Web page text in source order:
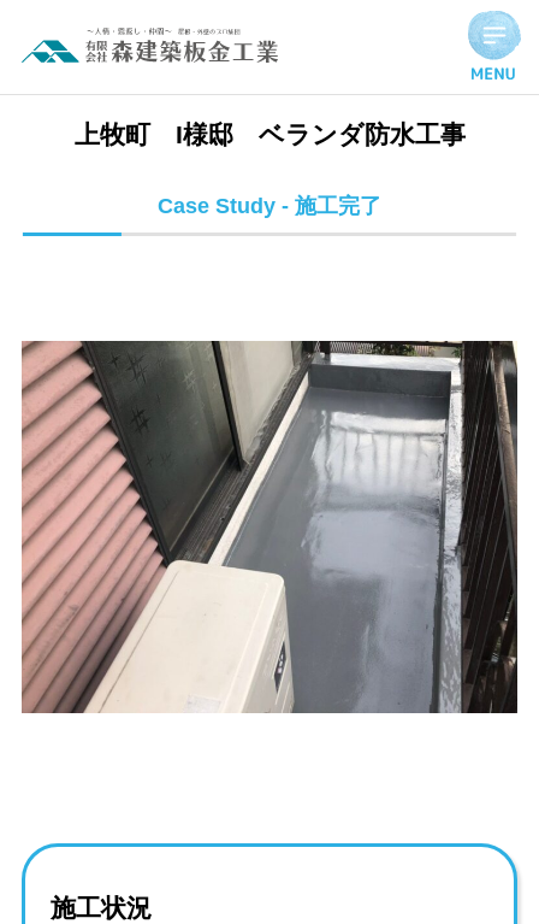
上牧町 I様邸 ベランダ防水工事 | 施工完了実績
上牧町 I様邸 ベランダ防水工事
Case Study - 施工完了
施工状況